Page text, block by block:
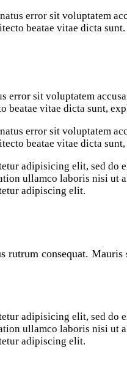
error sit voluptatem
beatae vitae dicta sunt.
error sit voluptatem
beatae vitae dicta sunt,
error sit voluptatem
beatae vitae dicta
adipisicing elit, sed
ullamco laboris nisi ut
adipiscing elit.
rutrum consequat.
adipisicing elit, sed do
ullamco laboris nisi ut
adipiscing elit.